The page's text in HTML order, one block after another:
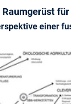
Raumgerüst
einer